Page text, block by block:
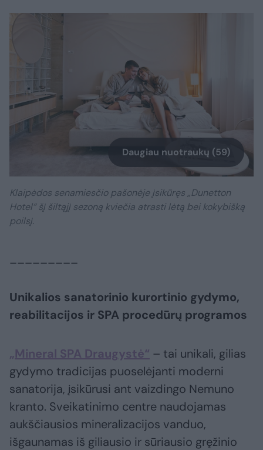
Daugiau nuotraukų (59)
Klaipėdos senamiesčio pašonėje įsikūręs „Dunetton
Hotel“ šį šiltąjį sezoną kviečia atrasti lėtą bei kokybišką
poilsį.
Unikalios sanatorinio kurortinio gydymo,
reabilitacijos ir SPA procedūrų programos
„Mineral SPA Draugystė“ – tai unikali, gilias
gydymo tradicijas puoselėjanti moderni
sanatorija, įsikūrusi ant vaizdingo Nemuno
kranto. Sveikatinimo centre naudojamas
aukščiausios mineralizacijos vanduo,
išgaunamas iš giliausio ir sūriausio gręžinio